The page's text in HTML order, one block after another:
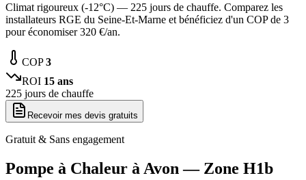
Climat rigoureux (-12°C) — 225 jours de chauffe. Comparez les
installateurs RGE du Seine-Et-Marne et bénéficiez d'un COP de 3
pour économiser 320 €/an.
COP3
ROI 15 ans
225 jours de chauffe
Recevoir mes devis gratuits
Gratuit & Sans engagement
Pompe à Chaleur à Avon — Zone H1b